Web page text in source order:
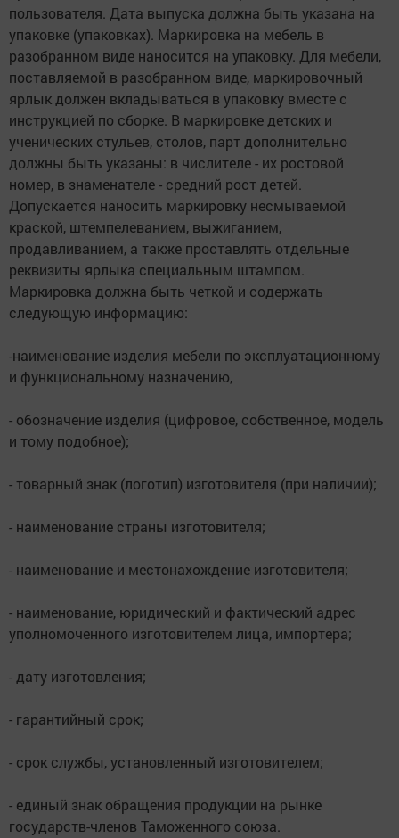
пользователя. Дата выпуска должна быть указана на
упаковке (упаковках). Маркировка на мебель в
разобранном виде наносится на упаковку. Для мебели,
поставляемой в разобранном виде, маркировочный
ярлык должен вкладываться в упаковку вместе с
инструкцией по сборке. В маркировке детских и
ученических стульев, столов, парт дополнительно
должны быть указаны: в числителе - их ростовой
номер, в знаменателе - средний рост детей.
Допускается наносить маркировку несмываемой
краской, штемпелеванием, выжиганием,
продавливанием, а также проставлять отдельные
реквизиты ярлыка специальным штампом.
Маркировка должна быть четкой и содержать
следующую информацию:
-наименование изделия мебели по эксплуатационному
и функциональному назначению,
- обозначение изделия (цифровое, собственное, модель
и тому подобное);
- товарный знак (логотип) изготовителя (при наличии);
- наименование страны изготовителя;
- наименование и местонахождение изготовителя;
- наименование, юридический и фактический адрес
уполномоченного изготовителем лица, импортера;
- дату изготовления;
- гарантийный срок;
- срок службы, установленный изготовителем;
- единый знак обращения продукции на рынке
государств-членов Таможенного союза.